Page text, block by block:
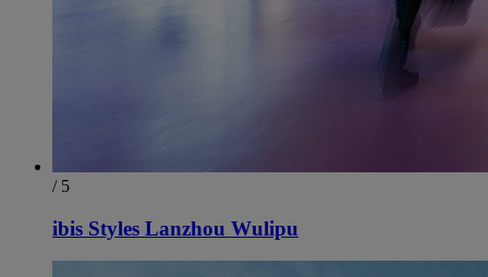
/ 5
ibis Styles Lanzhou Wulipu